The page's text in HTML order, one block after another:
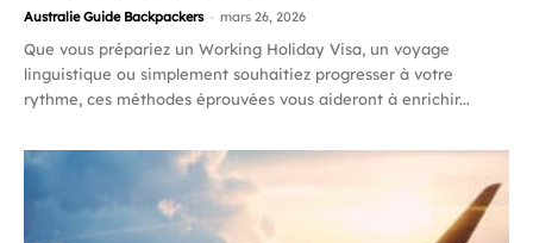
Australie Guide Backpackers - mars 26, 2026
Que vous prépariez un Working Holiday Visa, un voyage
linguistique ou simplement souhaitiez progresser à votre
rythme, ces méthodes éprouvées vous aideront à enrichir...